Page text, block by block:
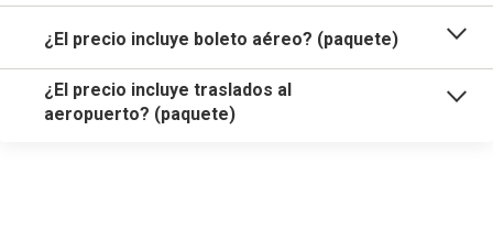
¿El precio incluye boleto aéreo? (paquete)
¿El precio incluye traslados al
aeropuerto? (paquete)